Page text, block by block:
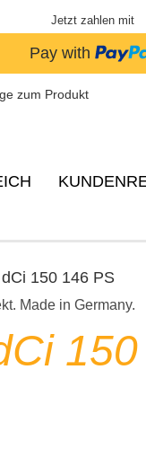
Jetzt zahlen mit
zum Produkt
150 146 PS
Made in Germany.